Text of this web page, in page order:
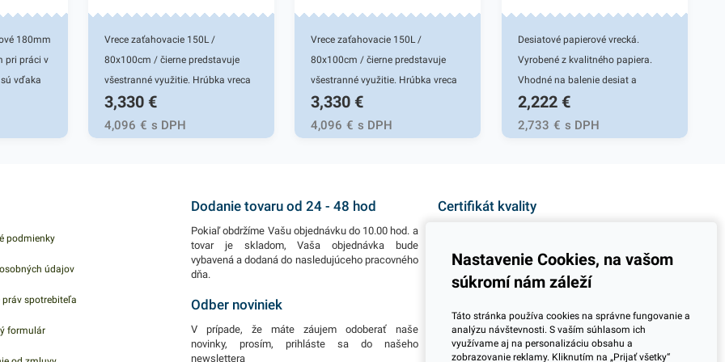
180mm
pri práci v
vďaka
lahodné
zákusky
Vrece zaťahovacie 150L /
80x100cm / čierne predstavuje
všestranné využitie. Hrúbka vreca
je 55 mikrónov. Vrecia sú vysoko
flexibilné a odolné. Vďaka
elastickému materiálu ľahko
Praktické zaťahovacie vrecia do
Zabezpečujú komfort a uľahčujú
nepríjemnosť manipulácie s
odpadom. Využiť ich môžete aj na
uskladnenie sezónneho oblečenia
tiež vhodné na balenie výrobkov
3,330 €
4,096 € s DPH
Vrece zaťahovacie 150L /
80x100cm / čierne predstavuje
všestranné využitie. Hrúbka vreca
je 55 mikrónov. Vrecia sú vysoko
flexibilné a odolné. Vďaka
elastickému materiálu ľahko
Praktické zaťahovacie vrecia do
Zabezpečujú komfort a uľahčujú
nepríjemnosť manipulácie s
odpadom. Využiť ich môžete aj na
alebo počas sťahovania. Vrecia sú
tiež vhodné na balenie výrobkov
3,330 €
4,096 € s DPH
Desiatové papierové vrecká.
Vyrobené z kvalitného papiera.
Vhodné na balenie desiat a
pokrmov určených na rýchly
konzum. Balenie do klasických
papierových vreciek zaručí
2,222 €
2,733 € s DPH
podmienky
údajov
práv spotrebiteľa
formulár
Dodanie tovaru od 24 - 48 hod
Pokiaľ obdržíme Vašu objednávku do 10.00 hod. a
tovar je skladom, Vaša objednávka bude
vybavená a dodaná do nasledujúceho pracovného
dňa.
Odber noviniek
V prípade, že máte záujem odoberať naše
novinky, prosím, prihláste sa do našeho
newslettera
Certifikát kvality
jeden z dôležitých ukazovateľov zodpovedného
podnikania.
Potrebujete viac informácií ohľadom pravidelnej
dlhodobej spolupráce pri odberoch? Prosím
skontaktujte sa s naším obchodným tímom a
Nastavenie Cookies, na vašom
súkromí nám záleží
Táto stránka používa cookies na správne fungovanie a
analýzu návštevnosti. S vaším súhlasom ich
využívame aj na personalizáciu obsahu a
zobrazovanie reklamy. Kliknutím na „Prijať všetky“